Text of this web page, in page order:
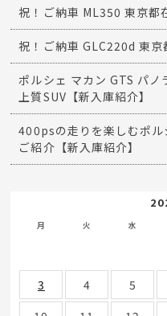
祝！ご納車 ML350 東京都
祝！ご納車 GLC220d 東京
ポルシェ マカン GTS パノ
上質SUV【新入庫紹介】
400psの走りを楽しむポ
ご紹介【新入庫紹介】
月 火 水
3
4 5